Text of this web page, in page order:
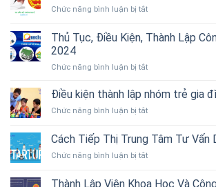
Đánh
vẻ
nhiên
thiên
Chức năng bình luận bị tắtở
Vấn
Kế
Thuế
Dịch
Kế
Thủ Tục, Điều Kiện, Thành Lập
2024
Chức năng bình luận bị tắtở
Tục,
Kiện,
Lập
Ty
Tín
Điều kiện thành lập nhóm trẻ gia
Chức năng bình luận bị tắtở
kiện
thành
lập
trẻ
Cách Tiếp Thị Trung Tâm Tư Vấn
Chức năng bình luận bị tắtở
Tiếp
Thành Lập Viện Khoa Học Và